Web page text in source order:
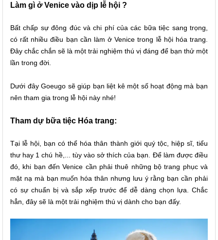
Làm gì ở Venice vào dịp lễ hội ?
Bất chấp sự đông đúc và chi phí của các bữa tiệc sang trọng,
có rất nhiều điều bạn cần làm ở Venice trong lễ hội hóa trang.
Đây chắc chắn sẽ là một trải nghiệm thú vị đáng để bạn thử một
lần trong đời.
Dưới đây Goeugo sẽ giúp bạn liệt kê một số hoạt động mà bạn
nên tham gia trong lễ hội này nhé!
Tham dự bữa tiệc Hóa trang:
Tại lễ hội, bạn có thể hóa thân thành giới quý tộc, hiệp sĩ, tiểu
thư hay 1 chú hề,... tùy vào sở thích của bạn. Để làm được điều
đó, khi bạn đến Venice cần phải thuê những bộ trang phục và
mặt nạ mà bạn muốn hóa thân nhưng lưu ý rằng bạn cần phải
có sự chuẩn bị và sắp xếp trước để dễ dàng chọn lựa. Chắc
hẳn, đây sẽ là một trải nghiệm thú vị dành cho bạn đấy.